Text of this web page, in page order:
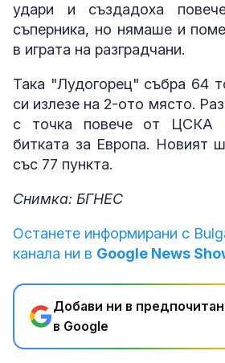
удари и създадоха
съперника, но нямаше и
в играта на разградчани.
Така "Лудогорец" събра 64
си излезе на 2-ото място.
с точка повече от
битката за Европа. Новият
със 77 пункта.
Снимка: БГНЕС
Останете информирани с
канала ни в Google News
Добави ни в
в Google